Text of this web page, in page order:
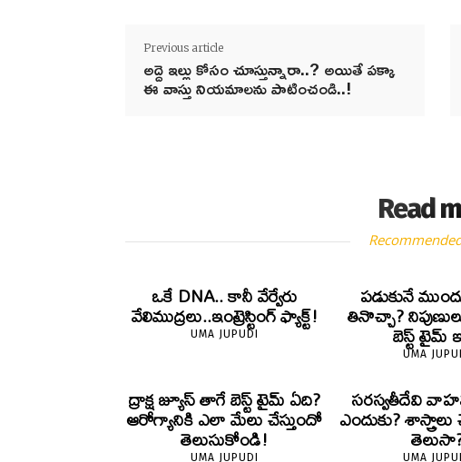
Previous article
అద్దె ఇల్లు కోసం చూస్తున్నారా..? అయితే పక్కా
ఈ వాస్తు నియమాలను పాటించండి..!
Read
ఒకే DNA.. కానీ వేర్వేరు
వేలిముద్రలు..ఇంట్రెస్టింగ్ ఫ్యాక్ట్!
UMA JUPUDI
పడుకునే
తినొచ్చా?
బెస్ట్ టైమ్
UMA
ద్రాక్ష జ్యూస్ తాగే బెస్ట్ టైమ్ ఏది?
ఆరోగ్యానికి ఎలా మేలు చేస్తుందో
తెలుసుకోండి!
UMA JUPUDI
సరస్వతీదేవి
ఎందుకు?
UMA